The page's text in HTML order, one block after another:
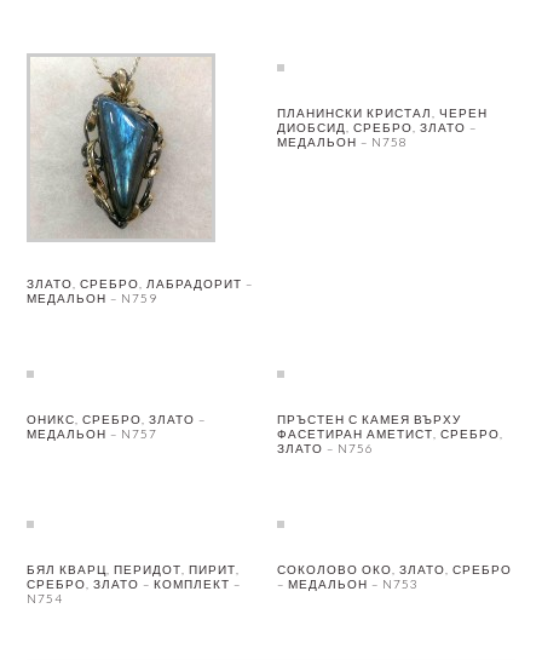
ЗЛАТО, СРЕБРО, ЛАБРАДОРИТ –
МЕДАЛЬОН – N759
ПЛАНИНСКИ КРИСТАЛ, ЧЕРЕН
ДИОБСИД, СРЕБРО, ЗЛАТО –
МЕДАЛЬОН – N758
ОНИКС, СРЕБРО, ЗЛАТО –
МЕДАЛЬОН – N757
ПРЪСТЕН С КАМЕЯ ВЪРХУ
ФАСЕТИРАН АМЕТИСТ, СРЕБРО,
ЗЛАТО – N756
БЯЛ КВАРЦ, ПЕРИДОТ, ПИРИТ,
СРЕБРО, ЗЛАТО – КОМПЛЕКТ –
N754
СОКОЛОВО ОКО, ЗЛАТО, СРЕБРО
– МЕДАЛЬОН – N753